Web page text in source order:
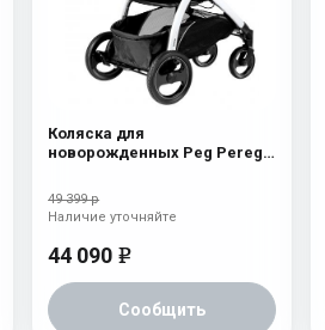
Коляска для
новорожденных Peg Perego
White/Black) Onyx
49 399 р
44 090 e
Сообщить
Наличие уточняйте